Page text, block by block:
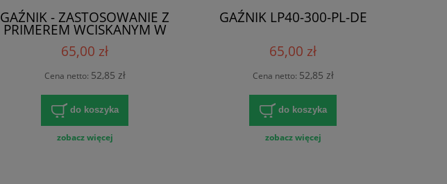
GAŹNIK - ZASTOSOWANIE Z
PRIMEREM WCISKANYM W
PODST
65,00 zł
Cena netto: 52,85 zł
do koszyka
zobacz więcej
GAŹNIK LP40-300-PL-DE
65,00 zł
Cena netto: 52,85 zł
do koszyka
zobacz więcej